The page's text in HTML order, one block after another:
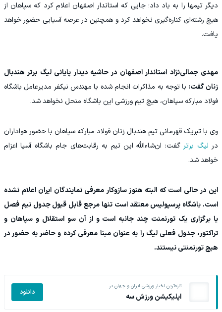
دیگر تیمها را به باد داد؛ جایی که استاندار اصفهان اعلام کرد که سپاهان از
هیچ رشته‌ای کناره‌گیری نخواهد کرد و همچنین در عرصه آسیایی حضور خواهد
یافت.
مهدی جمالی‌نژاد استاندار اصفهان در حاشیه دیدار پایانی لیگ برتر هندبال
زنان گفت: با توجه به مذاکرات انجام شده با مهندس نیکفر مدیرعامل باشگاه
فولاد مبارکه سپاهان، هیچ تیم ورزشی این باشگاه منحل نخواهد شد.
وی با تبریک قهرمانی تیم هندبال زنان فولاد مبارکه سپاهان با حضور هواداران
در لیگ برتر گفت: ان‌شاءالله این تیم به رقابت‌های جام باشگاه آسیا اعزام
خواهد شد.
این در حالی است که البته هنوز سازوکار معرفی نمایندگان ایران اعلام نشده
است. باشگاه پرسپولیس معتقد است تنها مرجع قابل قبول جدول نیم فصل
یا برگزاری یک تورنمنت چند جانبه است و از آن سو استقلال و سپاهان و
تراکتور، جدول فعلی لیگ را به عنوان مبنا معرفی کرده و حاضر به حضور در
هیچ تورنمنتی نیستند.
تازه‌ترین اخبار ورزشی ایران و جهان در
اپلیکیشن ورزش سه دانلود